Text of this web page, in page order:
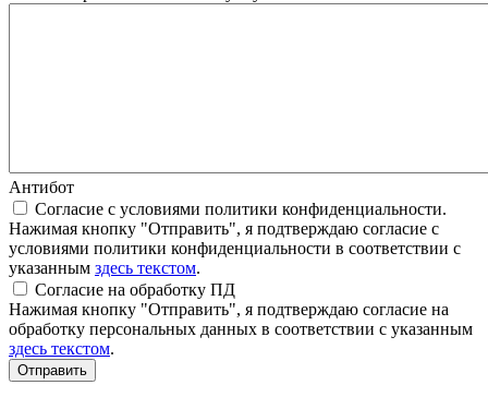
Антибот
Согласие с условиями политики конфиденциальности.
Нажимая кнопку "Отправить", я подтверждаю согласие с
условиями политики конфиденциальности в соответствии с
указанным здесь текстом.
Согласие на обработку ПД
Нажимая кнопку "Отправить", я подтверждаю согласие на
обработку персональных данных в соответствии с указанным
здесь текстом.
Отправить